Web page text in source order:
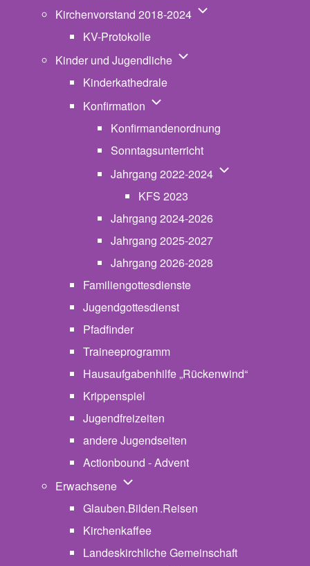
Kirchenvorstand 2018-2024 Unternavigation von
KV-Protokolle
Kinder und Jugendliche Unternavigation von
Kinderkathedrale
Konfirmation Unternavigation von
Konfirmandenordnung
Sonntagsunterricht
Jahrgang 2022-2024 Unternavigation
KFS 2023
Jahrgang 2024-2026
Jahrgang 2025-2027
Jahrgang 2026-2028
Familiengottesdienste
Jugendgottesdienst
Pfadfinder
Traineeprogramm
Hausaufgabenhilfe „Rückenwind“
Krippenspiel
Jugendfreizeiten
andere Jugendseiten
Actionbound - Advent
Erwachsene Unternavigation von Erwachsene
Glauben.Bilden.Reisen
Kirchenkaffee
Landeskirchliche Gemeinschaft